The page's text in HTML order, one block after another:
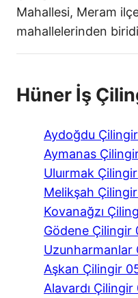
Mahallesi, Meram
mahallelerinden
Hüner İş
Aydoğdu
Aymanas
Uluırmak
Melikşah
Kovanağzı
Gödene Çilingir
Uzunharmanlar
Aşkan Çilingir
Alavardı